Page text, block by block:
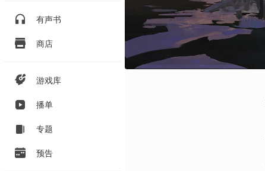
有声书
商店
游戏库
播单
专题
预告